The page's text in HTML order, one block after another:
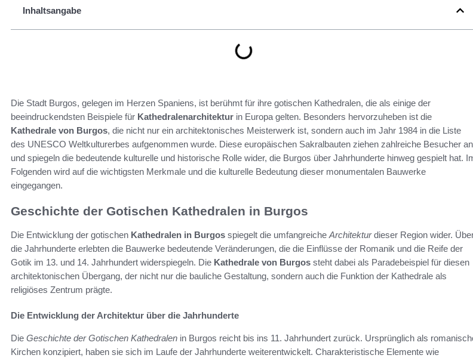
Inhaltsangabe
Die Stadt Burgos, gelegen im Herzen Spaniens, ist berühmt für ihre gotischen Kathedralen, die als einige der
beeindruckendsten Beispiele für Kathedralenarchitektur in Europa gelten. Besonders hervorzuheben ist die
Kathedrale von Burgos, die nicht nur ein architektonisches Meisterwerk ist, sondern auch im Jahr 1984 in die Liste
des UNESCO Weltkulturerbes aufgenommen wurde. Diese europäischen Sakralbauten ziehen zahlreiche Besucher an
und spiegeln die bedeutende kulturelle und historische Rolle wider, die Burgos über Jahrhunderte hinweg gespielt hat.
Folgenden wird auf die wichtigsten Merkmale und die kulturelle Bedeutung dieser monumentalen Bauwerke
eingegangen.
Geschichte der Gotischen Kathedralen in Burgos
Die Entwicklung der gotischen Kathedralen in Burgos spiegelt die umfangreicheArchitekturdieser Region wider.
die Jahrhunderte erlebten die Bauwerke bedeutende Veränderungen, die die Einflüsse der Romanik und die Reife der
Gotik im 13. und 14. Jahrhundert widerspiegeln. Die Kathedrale von Burgos steht dabei als Paradebeispiel für diesen
architektonischen Übergang, der nicht nur die bauliche Gestaltung, sondern auch die Funktion der Kathedrale als
religiöses Zentrum prägte.
Die Entwicklung der Architektur über die Jahrhunderte
Die Geschichte der Gotischen Kathedralen in Burgos reicht bis ins 11. Jahrhundert zurück. Ursprünglich als
Kirchen konzipiert, haben sie sich im Laufe der Jahrhunderte weiterentwickelt. Charakteristische Elemente wie